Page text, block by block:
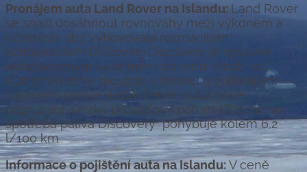
Pronájem auta Land Rover na Islandu: Land Rover
se snaží dosáhnout rovnováhy mezi výkonem a
účinností, aby vyhovovala rozmanitým
schopnostem Discovery.Discovery je vybaven
sofistikovaným systémem pohonu všech kol,
různými režimy pro jízdu v terénu a volitelnými
funkcemi jako je nastavitelné vzduchové
odpružení a nízký převodový poměr. Obecně se
spotřeba paliva Discovery pohybuje kolem 6,2
l/100 km
Informace o pojištění auta na Islandu:V ceně